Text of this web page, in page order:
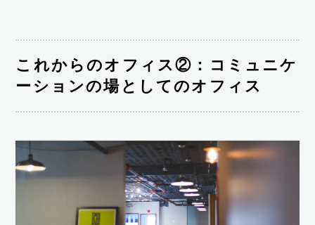
これからのオフィス②：コミュニケ
ーションの場としてのオフィス